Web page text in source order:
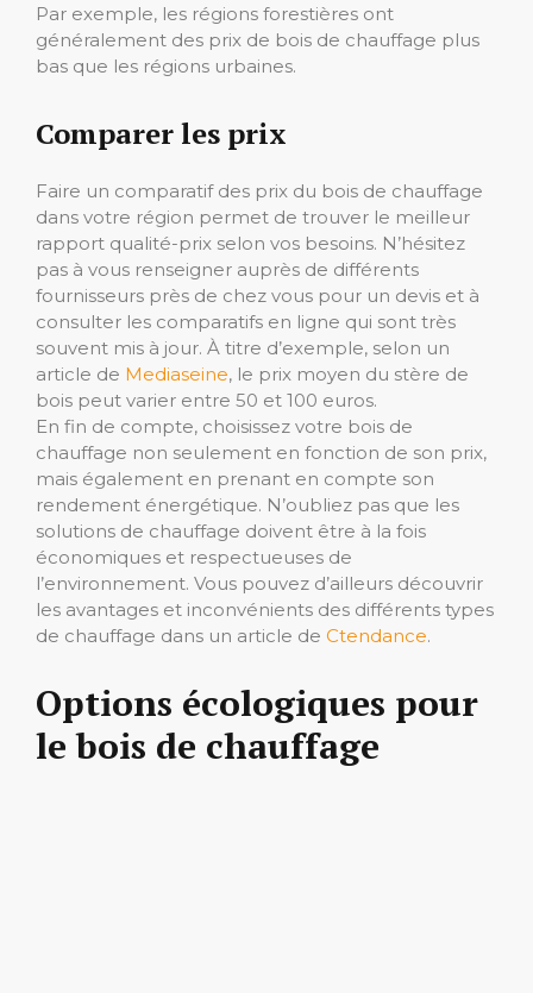
Par exemple, les régions forestières ont
généralement des prix de bois de chauffage plus
bas que les régions urbaines.
Comparer les prix
Faire un comparatif des prix du bois de chauffage
dans votre région permet de trouver le meilleur
rapport qualité-prix selon vos besoins. N’hésitez
pas à vous renseigner auprès de différents
fournisseurs près de chez vous pour un devis et à
consulter les comparatifs en ligne qui sont très
souvent mis à jour. À titre d’exemple, selon un
article de Mediaseine, le prix moyen du stère de
bois peut varier entre 50 et 100 euros.
En fin de compte, choisissez votre bois de
chauffage non seulement en fonction de son prix,
mais également en prenant en compte son
rendement énergétique. N’oubliez pas que les
solutions de chauffage doivent être à la fois
économiques et respectueuses de
l’environnement. Vous pouvez d’ailleurs découvrir
les avantages et inconvénients des différents types
de chauffage dans un article de Ctendance.
Options écologiques pour
le bois de chauffage